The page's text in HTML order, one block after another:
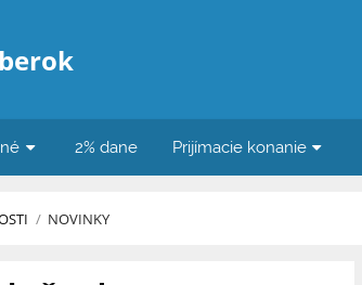
2% dane Prijímacie konanie
/ NOVINKY